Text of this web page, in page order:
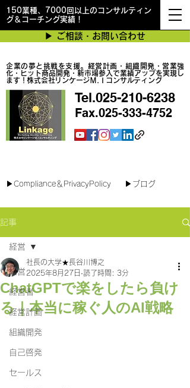
150業種、7000回以上のコンサルティン
グ＆コーチング実績！
企業の夢と挑戦を支援。経営計画・組織開発・営業強
化・ヒット商品開発・新市場参入で業績アップを実現し
ます！株式会社リンケージＭ.Ｉコンサルティング
▶︎ ご相談・お問い合わせ
Tel.025-210-6238
Fax.025-333-4752
▶︎Compliance＆PrivacyPolicy ▶︎ブログ
記事
経営
経営者
経営計画
組織開発
自己啓発
セールス
経営
ChatGPTで楽をしたら負け
る｜本当に稼ぐ人のAI戦略
社長の大学★長谷川博之
2025年8月27日 読了時間: 3分